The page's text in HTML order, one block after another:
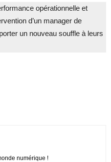
opérationnelle et
d’un manager de
un nouveau souffle à leurs
numérique !